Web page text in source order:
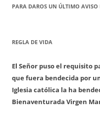
PARA DAROS UN ÚLTIMO AVISO
REGLA DE VIDA
El Señor puso el requisito
que fuera bendecida por
Iglesia católica la ha
Bienaventurada Virgen